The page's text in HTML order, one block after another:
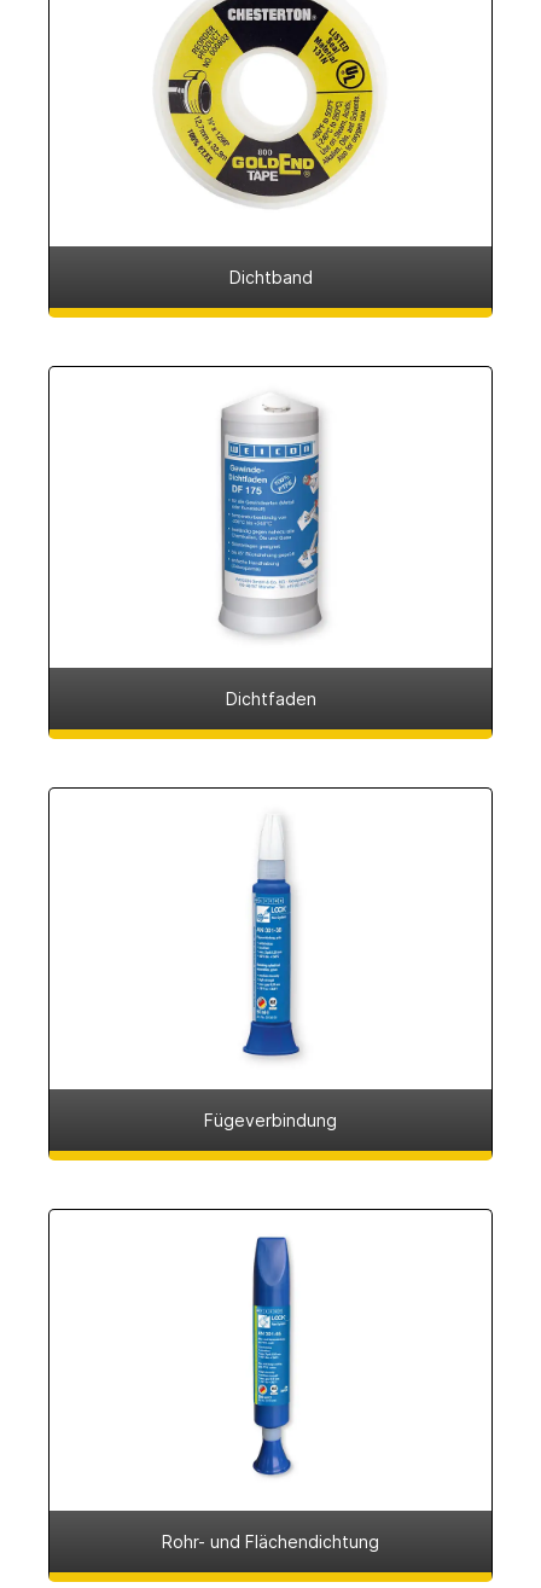
Dichtband
Dichtfaden
Fügeverbindung
Rohr- und Flächendichtung